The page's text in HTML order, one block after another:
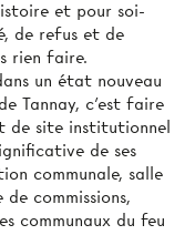
et pour soi-
de refus et de
rien faire.
un état nouveau
Tannay, c'est faire
de site institutionnel
de ses
communale, salle
commissions,
communaux du feu